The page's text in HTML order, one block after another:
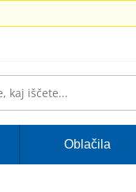
Oblačila